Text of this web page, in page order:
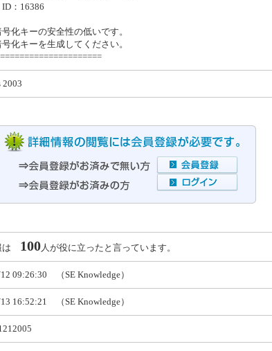
：16386
化キーの安全性の低いです。
化キーを生成してください。
2003
は 100人が役に立ったと言っています。
09:26:30 （SE Knowledge）
16:52:21 （SE Knowledge）